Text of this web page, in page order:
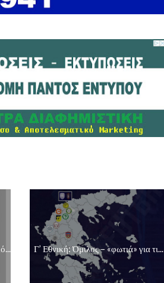
Γ’ Εθνική: Όμιλος – «φωτιά» για τι...